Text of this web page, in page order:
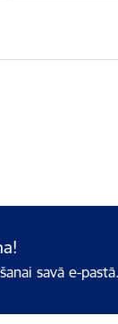
savā e-pastā.